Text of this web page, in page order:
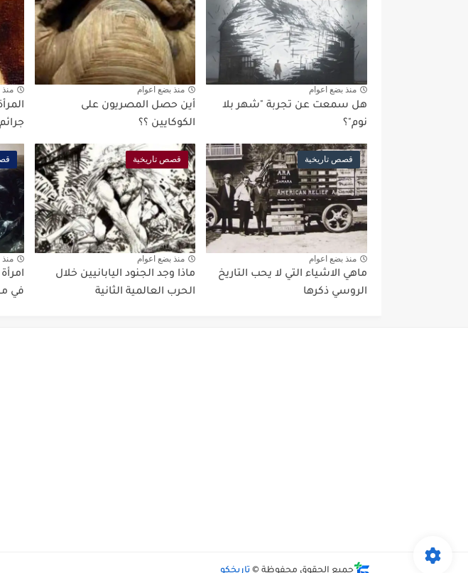
منذ بضع اعوام
هل سمعت عن تجربة "شهر بلا
نوم"؟
منذ بضع اعوام
أين حصل المصريون على
الكوكايين ؟؟
منذ
قصص تاريخية
منذ بضع اعوام
ماهي الاشياء التي لا يحب التاريخ
الروسي ذكرها
قصص تاريخية
منذ بضع اعوام
ماذا وجد الجنود اليابانيين خلال
الحرب العالمية الثانية
منذ
في
جميع الحقوق محفوظة © تاريخكو